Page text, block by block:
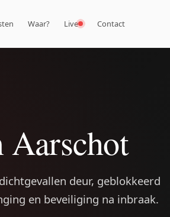
Waar? Live Contact
Aarschot
deur, geblokkeerd
en beveiliging na inbraak.